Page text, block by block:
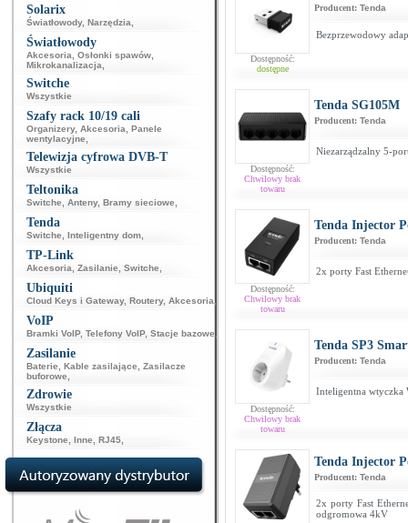
Solarix
Światłowody, Narzędzia
Światłowody
Akcesoria Osłonki spawów
Mikrokanalizacja
Switche
Wszystkie
Szafy rack 10/19 cali
Organizery, Akcesoria
Panele
wentylacyjne
Telewizja cyfrowa DVB-T
Wszystkie
Teltonika
Switche Anteny, Bramy sieciowe
Tenda
Switche Inteligentny dom
TP-Link
Akcesoria Zasilanie Switche
Ubiquiti
Cloud Keys i Gateway, Routery, Akcesoria
VoIP
Bramki VoIP, Telefony VoIP, Stacje bazowe
Zasilanie
Baterie Kable zasilające
Zasilacze
buforowe
Zdrowie
Wszystkie
Złącza
Keystone Inne RJ45
Dostępność:
dostępne
Producent: Tenda
Bezprzewodowy
Dostępność:
Chwilowy brak
towaru
Tenda SG105M
Producent: Tenda
Niezarządzalny 5-
Dostępność:
Chwilowy brak
towaru
Tenda Injector
Producent: Tenda
2x porty Fast
Dostępność:
Chwilowy brak
towaru
Tenda SP3
Producent: Tenda
Inteligentna wtyczka
Tenda Injector
Producent: Tenda
2x porty Fast
odgromowa 4kV